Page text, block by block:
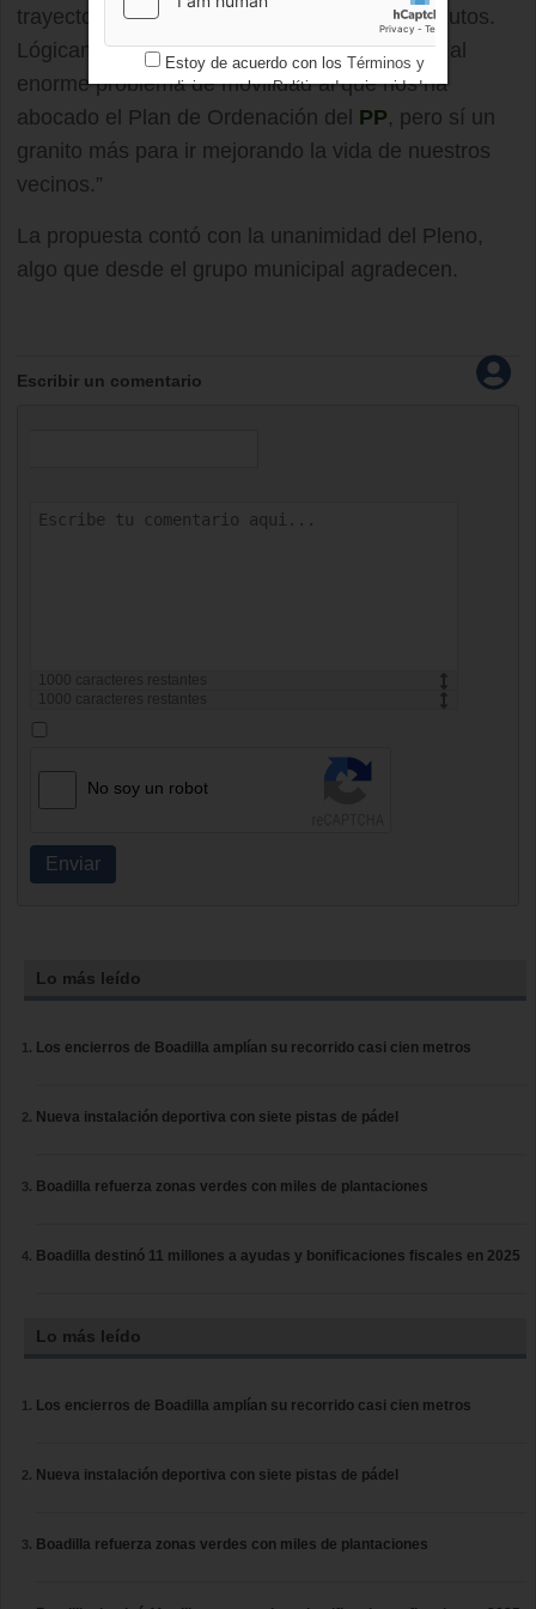
trayecto desde las Retamas dura sólo 24 minutos.
Lógicamente esto no es la solución definitiva al
enorme problema de movilidad al que nos ha
abocado el Plan de Ordenación del PP, pero sí un
granito más para ir mejorando la vida de nuestros
vecinos.”
La propuesta contó con la unanimidad del Pleno,
algo que desde el grupo municipal agradecen.
Escribir un comentario
1000
caracteres restantes
1000
caracteres restantes
No soy un robot
Enviar
Lo más leído
Los encierros de Boadilla amplían su recorrido casi cien metros
Nueva instalación deportiva con siete pistas de pádel
Boadilla refuerza zonas verdes con miles de plantaciones
Boadilla destinó 11 millones a ayudas y bonificaciones fiscales en 2025
Lo más leído
Los encierros de Boadilla amplían su recorrido casi cien metros
Nueva instalación deportiva con siete pistas de pádel
Boadilla refuerza zonas verdes con miles de plantaciones
Estoy de acuerdo con los Términos y
condicionesy losPolítica de privacidad